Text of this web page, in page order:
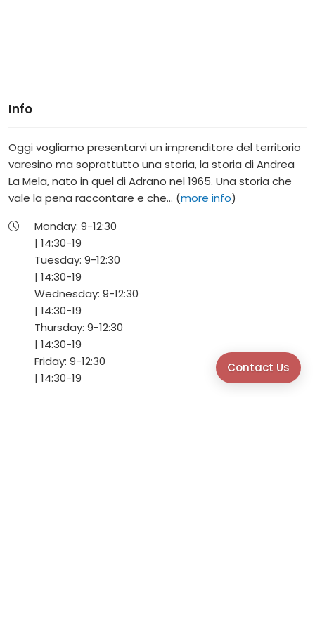
Contact Us
Info
Oggi vogliamo presentarvi un imprenditore del territorio
varesino ma soprattutto una storia, la storia di Andrea
La Mela, nato in quel di Adrano nel 1965. Una storia che
vale la pena raccontare e che... (more info)
Monday:9-12:30
|14:30-19
Tuesday:9-12:30
|14:30-19
Wednesday:9-12:30
|14:30-19
Thursday:9-12:30
|14:30-19
Friday:9-12:30
|14:30-19